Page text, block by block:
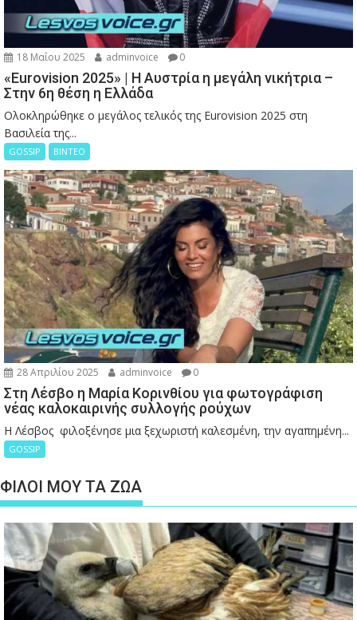
18 Μαΐου 2025 adminvoice 0
«Eurovision 2025» | Η Αυστρία η μεγάλη νικήτρια –
Στην 6η θέση η Ελλάδα
Ολοκληρώθηκε ο μεγάλος τελικός της Eurovision 2025 στη
Βασιλεία της...
GOSSIP ΒΙΝΤΕΟ
28 Απριλίου 2025 adminvoice 0
Στη Λέσβο η Μαρία Κορινθίου για φωτογράφιση
νέας καλοκαιρινής συλλογής ρούχων
Η Λέσβος φιλοξένησε μια ξεχωριστή καλεσμένη, την αγαπημένη...
GOSSIP
ΦΙΛΟΙ ΜΟΥ ΤΑ ΖΩΑ